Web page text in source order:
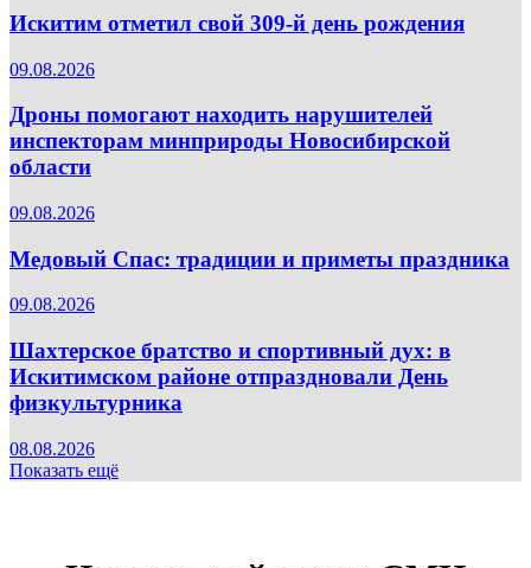
Искитим отметил свой 309-й день рождения
09.08.2026
Дроны помогают находить нарушителей
инспекторам минприроды Новосибирской
области
09.08.2026
Медовый Спас: традиции и приметы праздника
09.08.2026
Шахтерское братство и спортивный дух: в
Искитимском районе отпраздновали День
физкультурника
08.08.2026
Показать ещё